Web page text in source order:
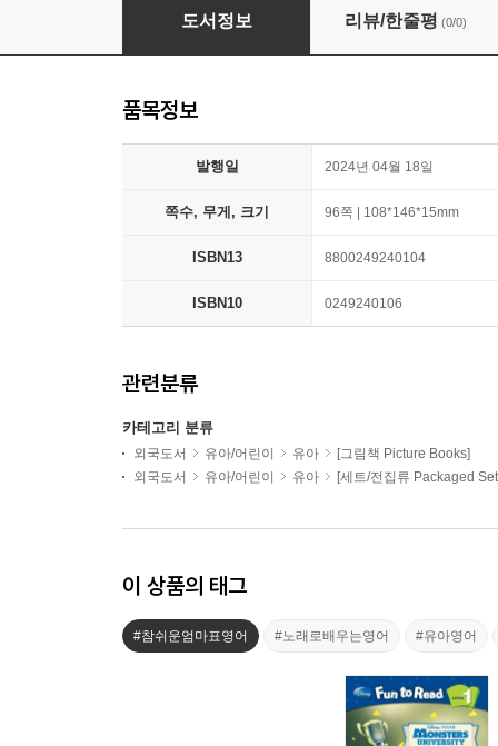
[노부영]브라이트 얼리 보드북 베스트 4종 (CD
도서정보 리뷰/한줄평 (0/0)
품목정보
발행일 2024년 04월 18일
쪽수, 무게, 크기 96쪽 | 108*146*15mm
ISBN13 8800249240104
ISBN10 0249240106
관련분류
카테고리 분류
외국도서 유아/어린이 유아
[그림책 Picture Books]
외국도서
유아/어린이 유아 [세트/전집류 Packaged
이 상품의 태그
#참쉬운엄마표영어 #노래로배우는영어 #유아영어